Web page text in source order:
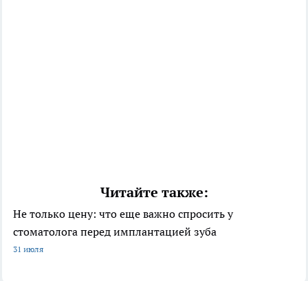
Читайте также:
Не только цену: что еще важно спросить у
стоматолога перед имплантацией зуба
31 июля